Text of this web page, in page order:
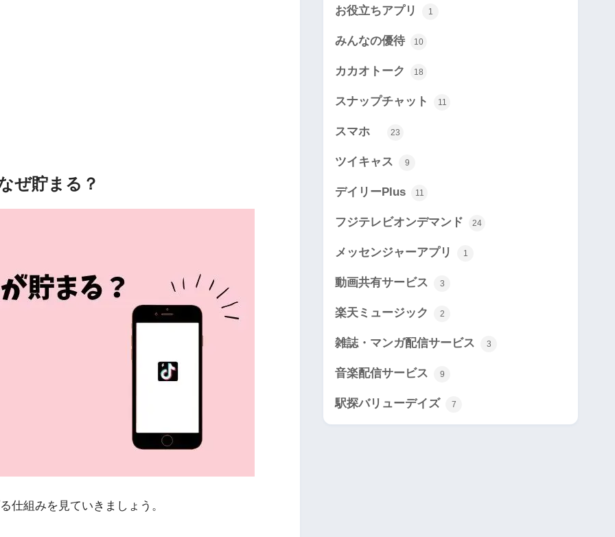
ぜ貯まる？
仕組みを見ていきましょう。
お役立ちアプリ 1
みんなの優待 10
カカオトーク 18
スナップチャット 11
スマホ 23
ツイキャス 9
デイリーPlus 11
フジテレビオンデマンド 24
メッセンジャーアプリ 1
動画共有サービス 3
楽天ミュージック 2
雑誌・マンガ配信サービス 3
音楽配信サービス 9
駅探バリューデイズ 7